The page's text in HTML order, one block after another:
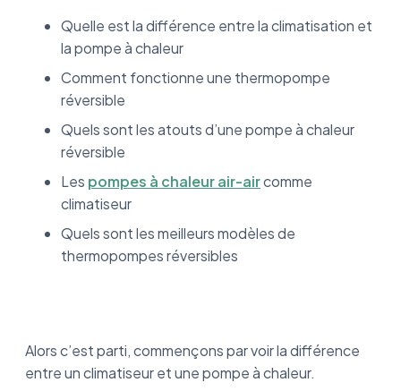
Quelle est la différence entre la climatisation et
la pompe à chaleur
Comment fonctionne une thermopompe
réversible
Quels sont les atouts d’une pompe à chaleur
réversible
Les pompes à chaleur air-aircomme
climatiseur
Quels sont les meilleurs modèles de
thermopompes réversibles
Alors c’est parti, commençons par voir la différence
entre un climatiseur et une pompe à chaleur.